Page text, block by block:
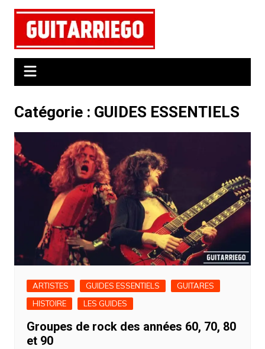
Aller
contenu
Catégorie : GUIDES ESSENTIELS
ARTISTES GUIDES ESSENTIELS
GUITARES
HISTOIRE
LES GUIDES
Groupes de rock des années 60, 70, 80
et 90